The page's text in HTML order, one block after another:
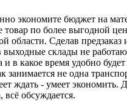
экономите бюджет на
товар по более выгодной
области. Сделав предзаказ
выходные склады не
в какое время удобно будет
занимается не одна
ждать - умеет экономить.
обсуждается.